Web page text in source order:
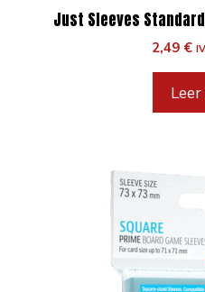
Just Sleeves
2,49 €
Leer